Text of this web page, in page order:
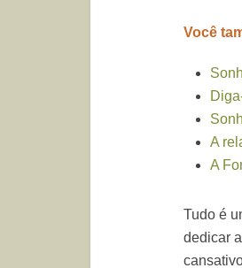
Você
A
A
Tudo é
dedicar